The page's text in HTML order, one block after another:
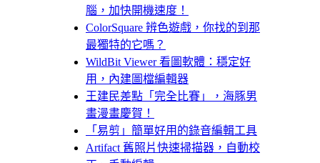
腦，加快開機速度！
ColorSquare 辨色遊戲，你找的到那
最獨特的它嗎？
WildBit Viewer 看圖軟體：穩定好
用，內建圖檔編輯器
王建民差點「完全比賽」，海豚男
畫漫畫慶賀！
「易剪」簡單好用的錄音編輯工具
Artifact 舊照片快速掃描器，自動校